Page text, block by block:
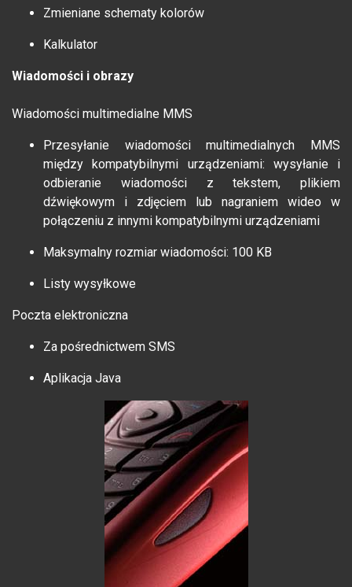
Zmieniane schematy kolorów
Kalkulator
Wiadomości i obrazy
Wiadomości multimedialne MMS
Przesyłanie wiadomości multimedialnych MMS
między kompatybilnymi urządzeniami: wysyłanie i
odbieranie wiadomości z tekstem, plikiem
dźwiękowym i zdjęciem lub nagraniem wideo w
połączeniu z innymi kompatybilnymi urządzeniami
Maksymalny rozmiar wiadomości: 100 KB
Listy wysyłkowe
Poczta elektroniczna
Za pośrednictwem SMS
Aplikacja Java